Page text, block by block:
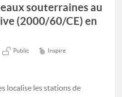
souterraines au
(2000/60/CE) en
Public Inspire
localise les stations de